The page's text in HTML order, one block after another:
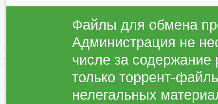
Файлы для обмена
Администрация не
числе за
только торрент-
нелегальных